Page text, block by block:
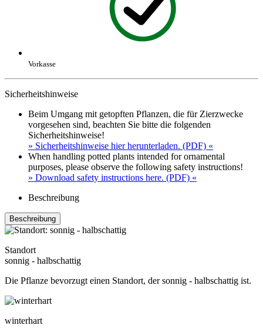
Vorkasse
Sicherheitshinweise
Beim Umgang mit getopften Pflanzen, die für Zierzwecke
vorgesehen sind, beachten Sie bitte die folgenden
Sicherheitshinweise!
» Sicherheitshinweise hier herunterladen. (PDF) «
When handling potted plants intended for ornamental
purposes, please observe the following safety instructions!
» Download safety instructions here. (PDF) «
Beschreibung
Beschreibung
Standort
sonnig - halbschattig
Die Pflanze bevorzugt einen Standort, der sonnig - halbschattig ist.
winterhart